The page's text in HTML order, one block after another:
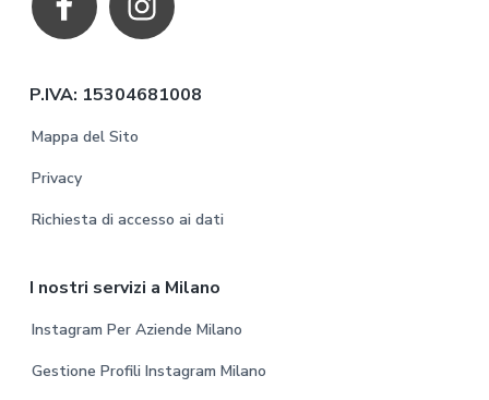
P.IVA: 15304681008
Mappa del Sito
Privacy
Richiesta di accesso ai dati
I nostri servizi a Milano
Instagram Per Aziende Milano
Gestione Profili Instagram Milano